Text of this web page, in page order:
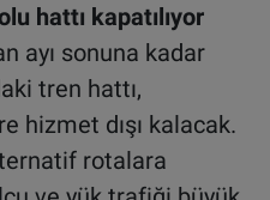
hattı kapatılıyor
ayı sonuna kadar
tren hattı,
hizmet dışı kalacak.
rotalara